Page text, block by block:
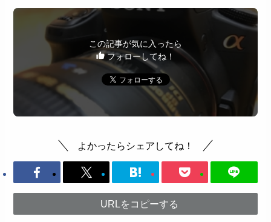
この記事が気に入ったら
フォローしてね！
よかったらシェアしてね！
URLをコピーする